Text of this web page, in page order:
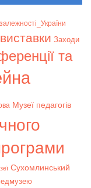
Заходи
та
Музеї педагогів
Сухомлинський